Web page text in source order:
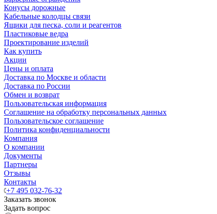
Конусы дорожные
Кабельные колодцы связи
Ящики для песка, соли и реагентов
Пластиковые ведра
Проектирование изделий
Как купить
Акции
Цены и оплата
Доставка по Москве и области
Доставка по России
Обмен и возврат
Пользовательская информация
Соглашение на обработку персональных данных
Пользовательское соглашение
Политика конфиденциальности
Компания
О компании
Документы
Партнеры
Отзывы
Контакты
+7 495 032-76-32
Заказать звонок
Задать вопрос